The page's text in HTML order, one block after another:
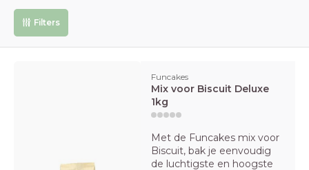
Filters
Funcakes
Mix voor Biscuit Deluxe
1kg
Met de Funcakes mix voor
Biscuit, bak je eenvoudig
de luchtigste en hoogste